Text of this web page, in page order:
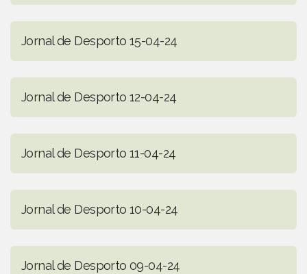
Jornal de Desporto 15-04-24
Jornal de Desporto 12-04-24
Jornal de Desporto 11-04-24
Jornal de Desporto 10-04-24
Jornal de Desporto 09-04-24